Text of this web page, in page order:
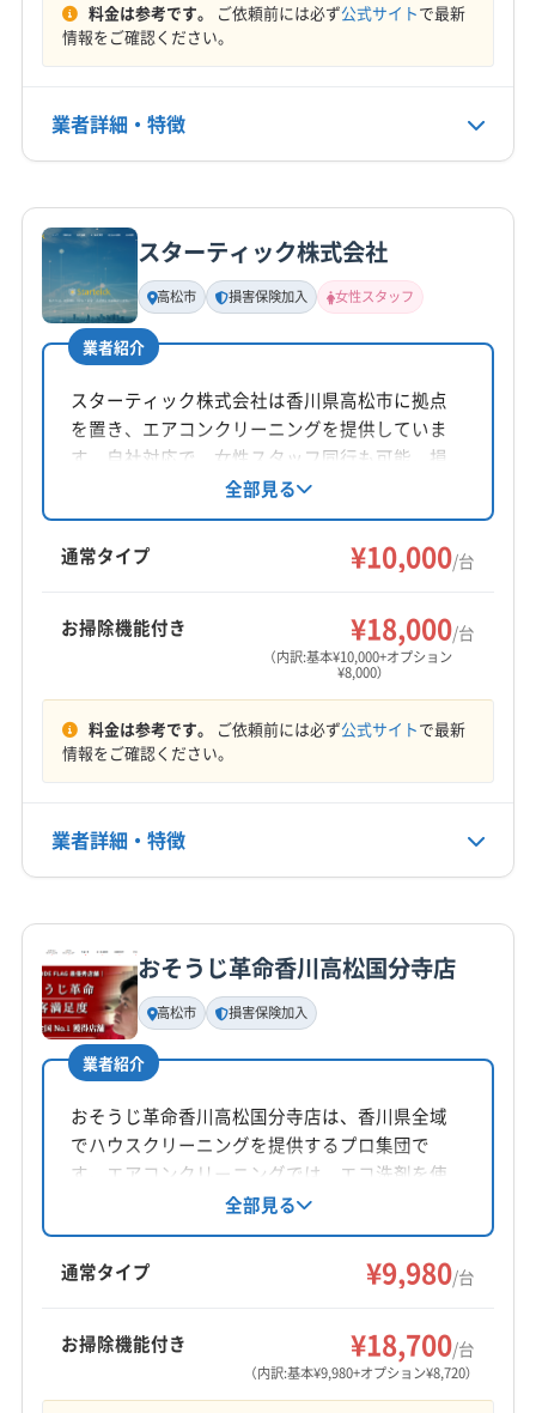
定休日
電話番号
公式HP
公式サイトを見る
料金は参考です。 ご依頼前には必ず公式サイトで最新
情報をご確認ください。
業者詳細・特徴
基本情報
代表者名
木下直弥
所在地
岡山県邑久町豊安69-1
対応地域
観音寺市 丸亀市
善通寺市
東かがわ市 綾歌郡綾川町
綾歌郡宇多津町
香川郡直島町
小豆郡土庄町
木田郡三木町
(兵庫県) たつの市
(兵庫県) 赤穂市
(兵庫県) 姫路市
(兵庫県) 揖保郡太子町
(岡山県) 英田郡西粟倉村
(岡山県) 岡山市中区
(岡山県) 岡山市東区
(岡山県) 岡山市南区
(岡山県) 岡山市北区
(岡山県) 玉野市
(岡山県) 勝田郡奈義町
(岡山県) 小田郡矢掛町
(岡山県) 新見市
(岡山県) 真庭郡新庄村
(岡山県) 真庭市
(岡山県) 瀬戸内市
(岡山県) 赤磐市
(岡山県) 浅口郡里庄町
(岡山県) 浅口市
(岡山県) 倉敷市
(岡山県) 総社市
(岡山県) 津山市
(岡山県) 都窪郡早島町
(岡山県) 苫田郡鏡野町
(岡山県) 和気郡和気町
定休日
年中無休
非公開
スターティック株式会社
高松市 損害保険加入 女性スタッフ
業者紹介
スターティック株式会社は香川県高松市に拠点
を置き、エアコンクリーニングを提供していま
す。自社対応で、女性スタッフ同行も可能。損
害保険加入済みです。基本料金10,000円からで、
複数台割引やオプションも充実。感染症対策も
徹底し、快適な生活をサポートします。
全部見る
通常タイプ ¥10,000/台
お掃除機能付き ¥18,000/台
（内訳:基本¥10,000+オプション
¥8,000）
料金は参考です。 ご依頼前には必ず公式サイトで最新
情報をご確認ください。
業者詳細・特徴
基本情報
代表者名
吉田英樹
所在地
香川県高松市鬼無町山口773-5
対応地域
観音寺市 丸亀市
善通寺市
東かがわ市 綾歌郡綾川町
綾歌郡宇多津町
仲多度郡まんのう町
仲多度郡多度津町
(徳島県) 板野郡上板町
(徳島県) 板野郡板野町
(徳島県) 板野郡藍住町
(愛媛県) 四国中央市
(愛媛県) 新居浜市
平日10:00〜17:00 土日12:00〜16:00
おそうじ革命香川高松国分寺店
高松市 損害保険加入
業者紹介
おそうじ革命香川高松国分寺店は、香川県全域
でハウスクリーニングを提供するプロ集団で
す。エアコンクリーニングでは、エコ洗剤を使
用し、徹底的な分解洗浄でカビや汚れを除去。
損害保険加入済みで、仕上がりに不満の場合は
無料で追加対応しています。クレジットカード
や電子マネーにも対応。年中無休で9時～18時ま
全部見る
通常タイプ ¥9,980/台
お掃除機能付き ¥18,700/台
（内訳:基本¥9,980+オプション¥8,720）